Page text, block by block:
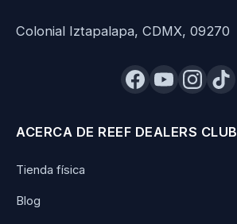
Colonial Iztapalapa, CDMX, 09270
ACERCA DE REEF DEALERS CLUB
Tienda física
Blog